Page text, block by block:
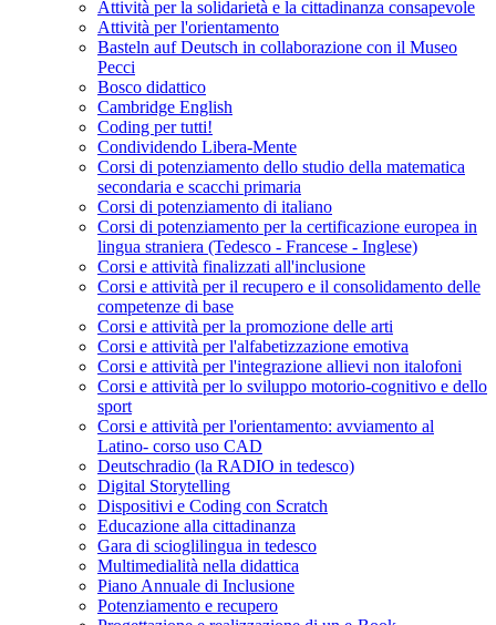
Attività per la solidarietà e la cittadinanza consapevole
Attività per l'orientamento
Basteln auf Deutsch in collaborazione con il Museo
Pecci
Bosco didattico
Cambridge English
Coding per tutti!
Condividendo Libera-Mente
Corsi di potenziamento dello studio della matematica
secondaria e scacchi primaria
Corsi di potenziamento di italiano
Corsi di potenziamento per la certificazione europea in
lingua straniera (Tedesco - Francese - Inglese)
Corsi e attività finalizzati all'inclusione
Corsi e attività per il recupero e il consolidamento delle
competenze di base
Corsi e attività per la promozione delle arti
Corsi e attività per l'alfabetizzazione emotiva
Corsi e attività per l'integrazione allievi non italofoni
Corsi e attività per lo sviluppo motorio-cognitivo e dello
sport
Corsi e attività per l'orientamento: avviamento al
Latino- corso uso CAD
Deutschradio (la RADIO in tedesco)
Digital Storytelling
Dispositivi e Coding con Scratch
Educazione alla cittadinanza
Gara di scioglilingua in tedesco
Multimedialità nella didattica
Piano Annuale di Inclusione
Potenziamento e recupero